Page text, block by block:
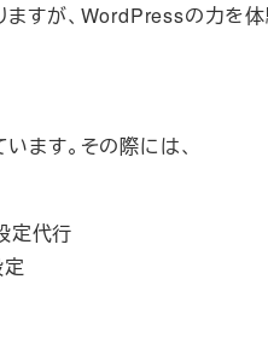
ますが、WordPressの力を体
ます。その際には、
定代行